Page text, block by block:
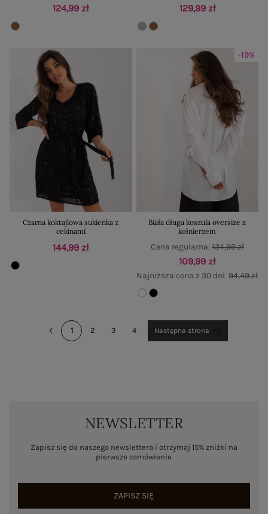
124,99 zł 129,99 zł
Czarna koktajlowa sukienka z
cekinami
144,99 zł
-19%
Biała długa koszula oversize z
kołnierzem
109,99 zł
Najniższa cena z 30 dni:94,49 zł
Cena regularna:134,99 zł
1 2 3 4 Następna strona
NEWSLETTER
Zapisz się do naszego newslettera i otrzymaj 15% zniżki na
pierwsze zamówienie
ZAPISZ SIĘ